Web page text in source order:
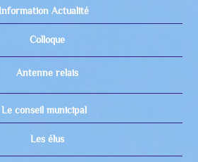
Information Actualité
Colloque
Antenne relais
Le conseil municipal
Les élus